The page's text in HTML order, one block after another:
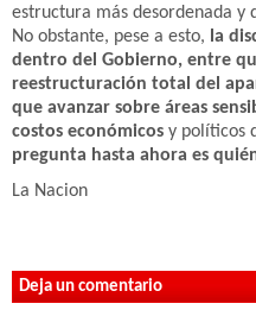
estructura más desordenada y
No obstante, pese a esto, la
dentro del Gobierno, entre
reestructuración total del
que avanzar sobre áreas
costos económicos y políticos
pregunta hasta ahora es
La Nacion
Deja un comentario